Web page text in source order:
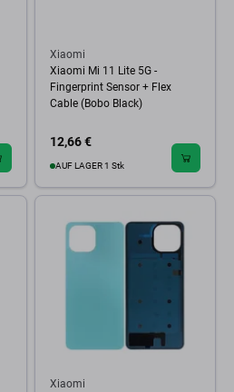
Xiaomi
Xiaomi Mi 11 Lite 5G -
Fingerprint Sensor + Flex
Cable (Bobo Black)
12,66 €
AUF LAGER 1 Stk
Xiaomi